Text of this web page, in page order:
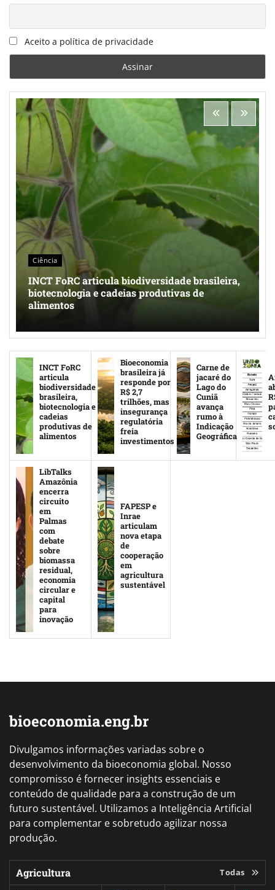
Aceito a política de privacidade
Ciência
INCT FoRC articula biodiversidade brasileira,
biotecnologia e cadeias produtivas de
alimentos
INCT FoRC
articula
biodiversidade
brasileira,
biotecnologia e
cadeias
produtivas de
alimentos
Bioeconomia
brasileira já
responde por
R$ 2,7
trilhões, mas
insegurança
regulatória
freia
investimentos
Carne de
jacaré do
Lago do
Cuniã
avança
rumo à
Indicação
Geográfica
LibTalks
Amazônia
encerra
circuito
em
Palmas
com
debate
sobre
biomassa
residual,
economia
circular e
capital
para
inovação
FAPESP e
Inrae
articulam
nova etapa
de
cooperação
em
agricultura
sustentável
bioeconomia.eng.br
Divulgamos informações variadas sobre o
desenvolvimento da bioeconomia global. Nosso
compromisso é fornecer insights essenciais e
conteúdo de qualidade para a construção de um
futuro sustentável. Utilizamos a Inteligência Artificial
para complementar e sobretudo agilizar nossa
produção.
Agricultura Todas